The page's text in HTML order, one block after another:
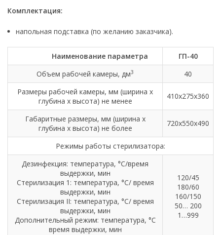
Комплектация:
напольная подставка (по желанию заказчика).
Наименование параметра
ГП-40
Объем рабочей камеры, дм3
40
Размеры рабочей камеры, мм (ширина х
глубина х высота) не менее
410x275x360
Габаритные размеры, мм (ширина х
глубина х высота) не более
720x550x490
Режимы работы стерилизатора:
Дезинфекция: температура, °С/время
выдержки, мин
Стерилизация 1: температура, °С/ время
выдержки, мин
Стерилизация II: температура, °С/ время
выдержки, мин
Дополнительный режим: температура, °С
время выдержки, мин
120/45
180/60
160/150
50… 200
1…999